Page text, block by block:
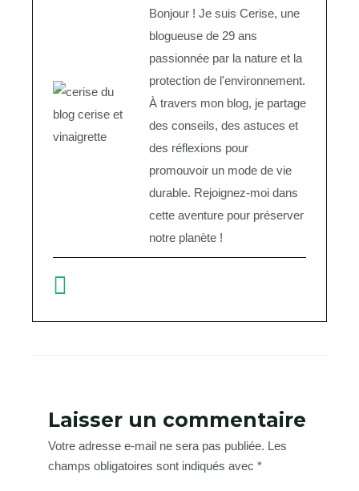
Bonjour ! Je suis Cerise, une
blogueuse de 29 ans
passionnée par la nature et la
protection de l'environnement.
À travers mon blog, je partage
des conseils, des astuces et
des réflexions pour
promouvoir un mode de vie
durable. Rejoignez-moi dans
cette aventure pour préserver
notre planète !
Laisser un commentaire
Votre adresse e-mail ne sera pas publiée. Les
champs obligatoires sont indiqués avec *